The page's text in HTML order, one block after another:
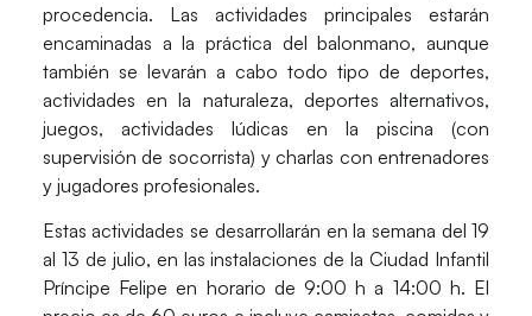
procedencia. Las actividades principales estarán
encaminadas a la práctica del balonmano, aunque
también se levarán a cabo todo tipo de deportes,
actividades en la naturaleza, deportes alternativos,
juegos, actividades lúdicas en la piscina (con
supervisión de socorrista) y charlas con entrenadores
y jugadores profesionales.
Estas actividades se desarrollarán en la semana del 19
al 13 de julio, en las instalaciones de la Ciudad Infantil
Príncipe Felipe en horario de 9:00 h a 14:00 h. El